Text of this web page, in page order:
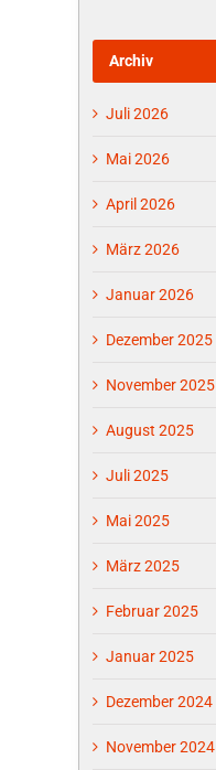
Archiv
Juli 2026
Mai 2026
April 2026
März 2026
Januar 2026
Dezember 2025
November 2025
August 2025
Juli 2025
Mai 2025
März 2025
Februar 2025
Januar 2025
Dezember 2024
November 2024